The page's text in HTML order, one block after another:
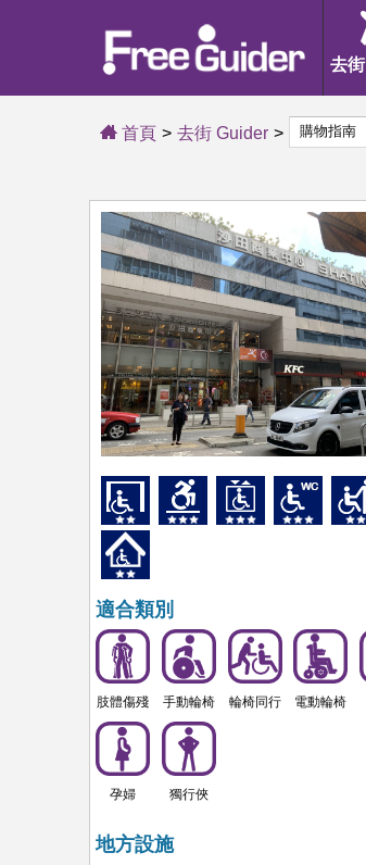
去
首頁 去街 Guider
適合類別
肢體傷殘 手動輪椅 輪椅同行 電動輪椅
孕婦 獨行俠
地方設施